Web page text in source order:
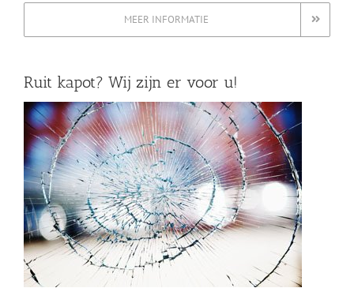
MEER INFORMATIE
Ruit kapot? Wij zijn er voor u!